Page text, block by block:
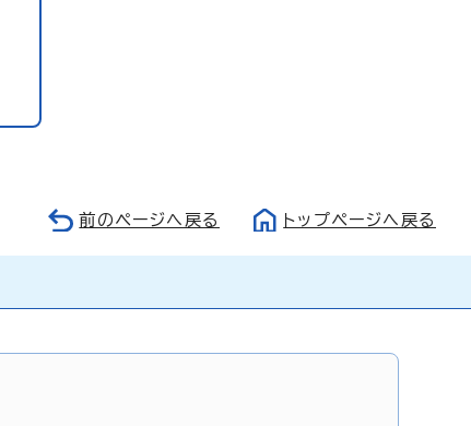
前のページへ戻る トップページへ戻る